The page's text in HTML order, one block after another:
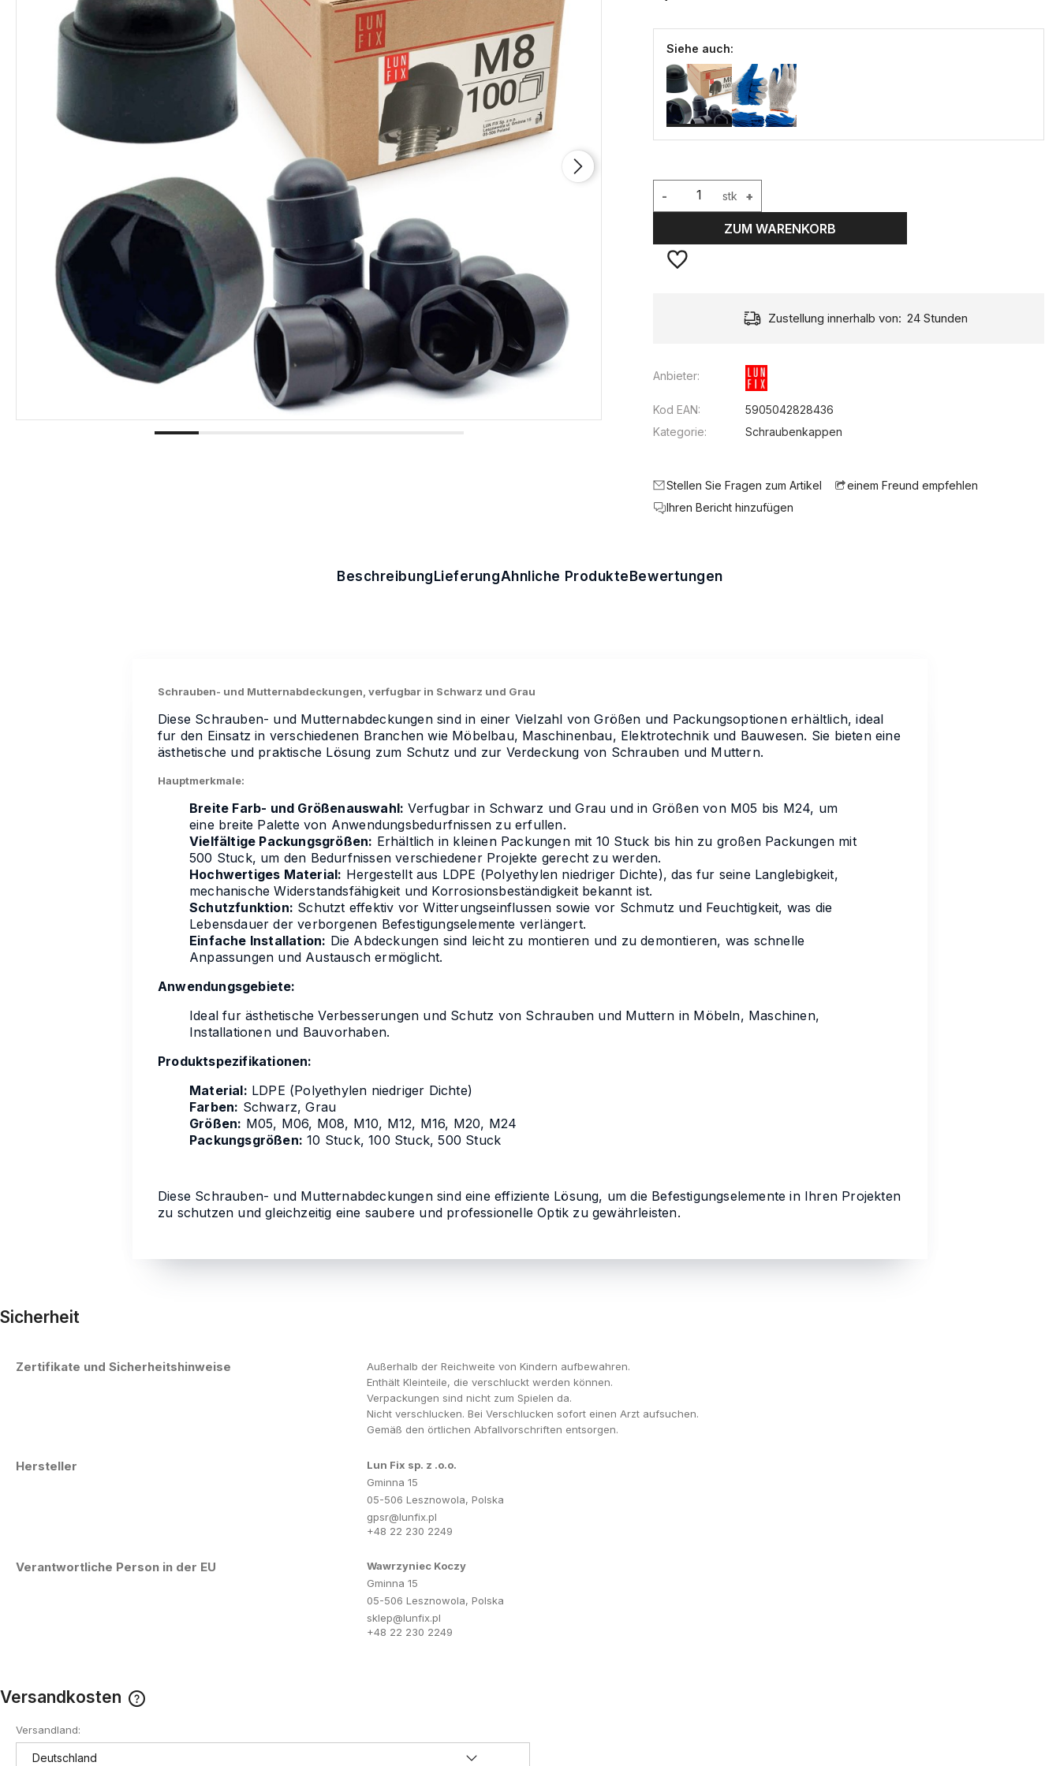
Siehe auch:
stk +
-
ZUM WARENKORB
Lieferung: Kostenlos Verfügbarkeit: große Menge Zustellung innerhalb von: 24 Stunden
Anbieter:
Kod EAN:
5905042828436
Kategorie:
Schraubenkappen
Stellen Sie Fragen zum Artikel
einem Freund empfehlen
Ihren Bericht hinzufügen
BeschreibungLieferungÄhnliche ProdukteBewertungen
Schrauben- und Mutternabdeckungen, verfugbar in Schwarz und Grau
Diese Schrauben- und Mutternabdeckungen sind in einer Vielzahl von Größen und Packungsoptionen erhältlich, ideal
fur den Einsatz in verschiedenen Branchen wie Möbelbau, Maschinenbau, Elektrotechnik und Bauwesen. Sie bieten eine
ästhetische und praktische Lösung zum Schutz und zur Verdeckung von Schrauben und Muttern.
Hauptmerkmale:
Breite Farb- und Größenauswahl: Verfugbar in Schwarz und Grau und in Größen von M05 bis M24, um
eine breite Palette von Anwendungsbedurfnissen zu erfullen.
Vielfältige Packungsgrößen: Erhältlich in kleinen Packungen mit 10 Stuck bis hin zu großen Packungen mit
500 Stuck, um den Bedurfnissen verschiedener Projekte gerecht zu werden.
Hochwertiges Material: Hergestellt aus LDPE (Polyethylen niedriger Dichte), das fur seine Langlebigkeit,
mechanische Widerstandsfähigkeit und Korrosionsbeständigkeit bekannt ist.
Schutzfunktion: Schutzt effektiv vor Witterungseinflussen sowie vor Schmutz und Feuchtigkeit, was die
Lebensdauer der verborgenen Befestigungselemente verlängert.
Einfache Installation: Die Abdeckungen sind leicht zu montieren und zu demontieren, was schnelle
Anpassungen und Austausch ermöglicht.
Anwendungsgebiete:
Ideal fur ästhetische Verbesserungen und Schutz von Schrauben und Muttern in Möbeln, Maschinen,
Installationen und Bauvorhaben.
Produktspezifikationen:
Material: LDPE (Polyethylen niedriger Dichte)
Farben: Schwarz, Grau
Größen: M05, M06, M08, M10, M12, M16, M20, M24
Packungsgrößen: 10 Stuck, 100 Stuck, 500 Stuck
Diese Schrauben- und Mutternabdeckungen sind eine effiziente Lösung, um die Befestigungselemente in Ihren Projekten
zu schutzen und gleichzeitig eine saubere und professionelle Optik zu gewährleisten.
Sicherheit
Zertifikate und Sicherheitshinweise
Außerhalb der Reichweite von Kindern aufbewahren.
Enthält Kleinteile, die verschluckt werden können.
Verpackungen sind nicht zum Spielen da.
Nicht verschlucken. Bei Verschlucken sofort einen Arzt aufsuchen.
Gemäß den örtlichen Abfallvorschriften entsorgen.
Hersteller
Lun Fix sp. z .o.o.
Gminna 15
05-506 Lesznowola, Polska
gpsr@lunfix.pl
+48 22 230 2249
Verantwortliche Person in der EU
Wawrzyniec Koczy
Gminna 15
05-506 Lesznowola, Polska
sklep@lunfix.pl
+48 22 230 2249
Versandkosten
Versandland: